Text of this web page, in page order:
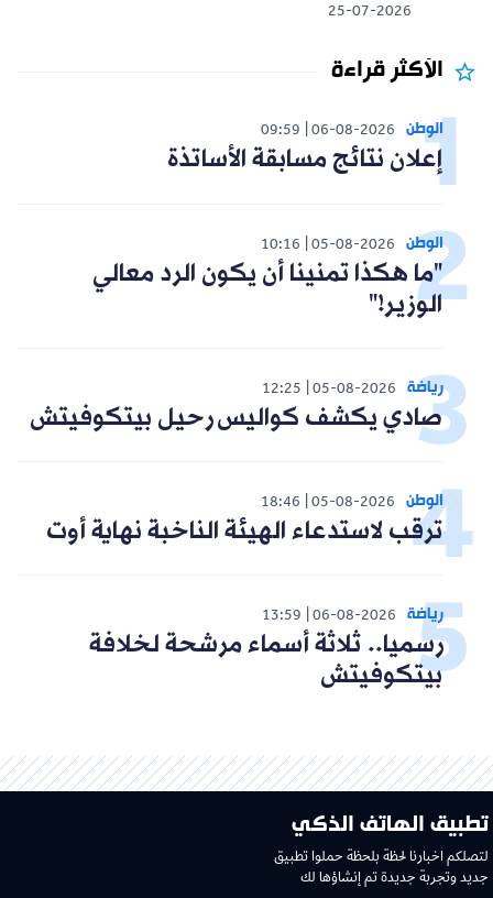
25-07-2026
الأكثر قراءة
الوطن 06-08-2026
09:59
إعلان نتائج مسابقة الأساتذة
الوطن 05-08-2026
10:16
"ما هكذا تمنينا أن يكون الرد معالي
الوزير!"
رياضة 05-08-2026
12:25
صادي يكشف كواليس رحيل بيتكوفيتش
الوطن 05-08-2026
18:46
ترقب لاستدعاء الهيئة الناخبة نهاية أوت
رياضة 06-08-2026
13:59
رسميا.. ثلاثة أسماء مرشحة لخلافة
بيتكوفيتش
تطبيق الهاتف الذكي
لتصلكم اخبارنا لحظة بلحظة حملوا تطبيق
جديد وتجربة جديدة تم إنشاؤها لك